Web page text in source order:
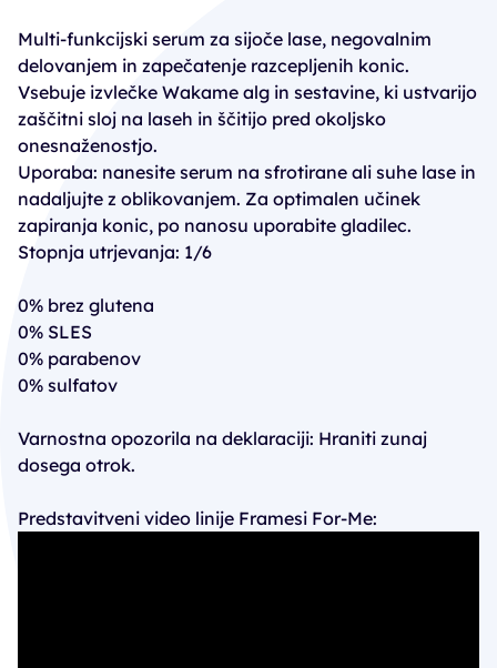
Multi-funkcijski serum za sijoče lase, negovalnim
delovanjem in zapečatenje razcepljenih konic.
Vsebuje izvlečke Wakame alg in sestavine, ki ustvarijo
zaščitni sloj na laseh in ščitijo pred okoljsko
onesnaženostjo.
Uporaba: nanesite serum na sfrotirane ali suhe lase in
nadaljujte z oblikovanjem. Za optimalen učinek
zapiranja konic, po nanosu uporabite gladilec.
Stopnja utrjevanja: 1/6
0% brez glutena
0% SLES
0% parabenov
0% sulfatov
Varnostna opozorila na deklaraciji: Hraniti zunaj
dosega otrok.
Predstavitveni video linije Framesi For-Me: